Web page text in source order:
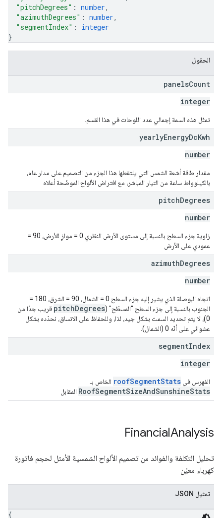
"pitchDegrees" : number,
"azimuthDegrees" : number,
"segmentIndex" : integer
}
الحقول
panelsCount
integer
تمثّل هذه السمة إجمالي عدد اللوحات في هذا القسم.
yearlyEnergyDcKwh
number
مقدار طاقة أشعة الشمس التي يلتقطها هذا الجزء من التصميم على مدار عام،
بالكيلوواط ساعة من التيار المباشر، مع افتراض الألواح الموضّحة أعلاه
pitchDegrees
number
زاوية جزء السطح بالنسبة إلى مستوى الأرض النظري 0 = موازٍ للأرض، 90 =
عمودي على الأرض
azimuthDegrees
number
اتجاه البوصلة الذي يشير إليه جزء السطح 0 = الشمال، 90 = الشرق، 180 =
الجنوب بالنسبة إلى جزء السطح "المسطّح" (pitchDegrees قريب جدًا من
0)، لا يتم تحديد السمت بشكل جيد، لذا، وللحفاظ على الاتساق، نحدّده بشكل
عشوائي على أنّه 0 (الشمال).
segmentIndex
integer
الفهرس في roofSegmentStats الخاص بـ
RoofSegmentSizeAndSunshineStats المقابل
FinancialAnalysis
تحليل التكلفة والفوائد من تصميم الألواح الشمسية الأمثل لحجم فاتورة
كهرباء معيّن
تمثيل JSON
{